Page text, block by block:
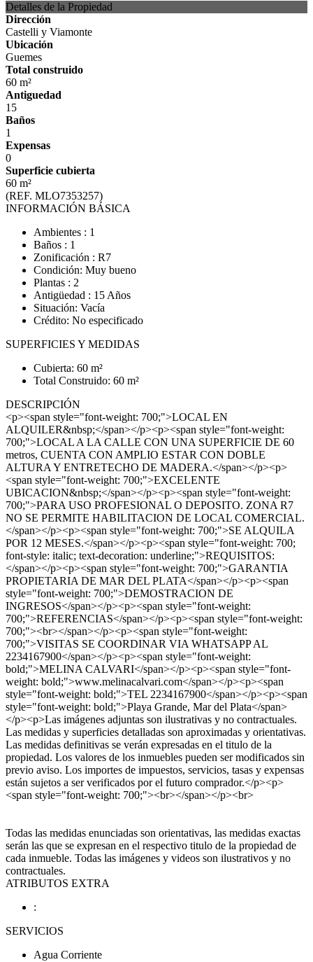
Detalles de la Propiedad
Dirección
Castelli y Viamonte
Ubicación
Guemes
Total construido
60 m²
Antiguedad
15
Baños
1
Expensas
0
Superficie cubierta
60 m²
(REF. MLO7353257)
INFORMACIÓN BÁSICA
Ambientes : 1
Baños : 1
Zonificación : R7
Condición: Muy bueno
Plantas : 2
Antigüedad : 15 Años
Situación: Vacía
Crédito: No especificado
SUPERFICIES Y MEDIDAS
Cubierta: 60 m²
Total Construido: 60 m²
DESCRIPCIÓN
<p><span style="font-weight: 700;">LOCAL EN
ALQUILER&nbsp;</span></p><p><span style="font-weight:
700;">LOCAL A LA CALLE CON UNA SUPERFICIE DE 60
metros, CUENTA CON AMPLIO ESTAR CON DOBLE
ALTURA Y ENTRETECHO DE MADERA.</span></p><p>
<span style="font-weight: 700;">EXCELENTE
UBICACION&nbsp;</span></p><p><span style="font-weight:
700;">PARA USO PROFESIONAL O DEPOSITO. ZONA R7
NO SE PERMITE HABILITACION DE LOCAL COMERCIAL.
</span></p><p><span style="font-weight: 700;">SE ALQUILA
POR 12 MESES.</span></p><p><span style="font-weight: 700;
font-style: italic; text-decoration: underline;">REQUISITOS:
</span></p><p><span style="font-weight: 700;">GARANTIA
PROPIETARIA DE MAR DEL PLATA</span></p><p><span
style="font-weight: 700;">DEMOSTRACION DE
INGRESOS</span></p><p><span style="font-weight:
700;">REFERENCIAS</span></p><p><span style="font-weight:
700;"><br></span></p><p><span style="font-weight:
700;">VISITAS SE COORDINAR VIA WHATSAPP AL
2234167900</span></p><p><span style="font-weight:
bold;">MELINA CALVARI</span></p><p><span style="font-
weight: bold;">www.melinacalvari.com</span></p><p><span
style="font-weight: bold;">TEL 2234167900</span></p><p><span
style="font-weight: bold;">Playa Grande, Mar del Plata</span>
</p><p>Las imágenes adjuntas son ilustrativas y no contractuales.
Las medidas y superficies detalladas son aproximadas y orientativas.
Las medidas definitivas se verán expresadas en el titulo de la
propiedad. Los valores de los inmuebles pueden ser modificados sin
previo aviso. Los importes de impuestos, servicios, tasas y expensas
están sujetos a ser verificados por el futuro comprador.</p><p>
<span style="font-weight: 700;"><br></span></p><br>
Todas las medidas enunciadas son orientativas, las medidas exactas
serán las que se expresan en el respectivo titulo de la propiedad de
cada inmueble. Todas las imágenes y videos son ilustrativos y no
contractuales.
ATRIBUTOS EXTRA
:
SERVICIOS
Agua Corriente